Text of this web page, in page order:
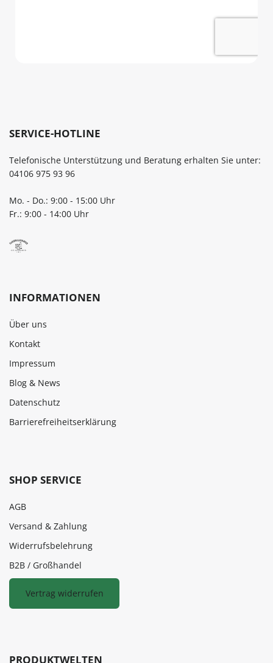
SERVICE-HOTLINE
Telefonische Unterstützung und Beratung erhalten Sie unter:
04106 975 93 96
Mo. - Do.: 9:00 - 15:00 Uhr
Fr.: 9:00 - 14:00 Uhr
INFORMATIONEN
Über uns
Kontakt
Impressum
Blog & News
Datenschutz
Barrierefreiheitserklärung
SHOP SERVICE
AGB
Versand & Zahlung
Widerrufsbelehrung
B2B / Großhandel
Vertrag widerrufen
PRODUKTWELTEN